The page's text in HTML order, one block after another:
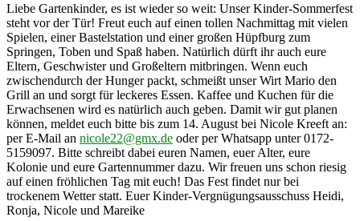
Liebe Gartenkinder, es ist wieder so weit: Unser Kinder-Sommerfest
steht vor der Tür! Freut euch auf einen tollen Nachmittag mit vielen
Spielen, einer Bastelstation und einer großen Hüpfburg zum
Springen, Toben und Spaß haben. Natürlich dürft ihr auch eure
Eltern, Geschwister und Großeltern mitbringen. Wenn euch
zwischendurch der Hunger packt, schmeißt unser Wirt Mario den
Grill an und sorgt für leckeres Essen. Kaffee und Kuchen für die
Erwachsenen wird es natürlich auch geben. Damit wir gut planen
können, meldet euch bitte bis zum 14. August bei Nicole Kreeft an:
per E-Mail an nicole22@gmx.de oder per Whatsapp unter 0172-
5159097. Bitte schreibt dabei euren Namen, euer Alter, eure
Kolonie und eure Gartennummer dazu. Wir freuen uns schon riesig
auf einen fröhlichen Tag mit euch! Das Fest findet nur bei
trockenem Wetter statt. Euer Kinder-Vergnügungsausschuss Heidi,
Ronja, Nicole und Mareike